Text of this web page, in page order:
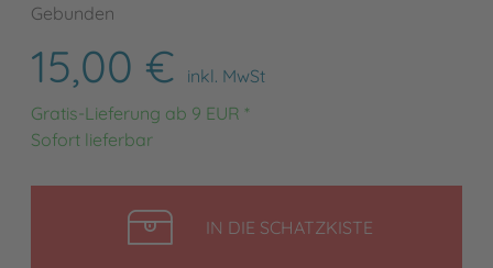
Gebunden
15,00 €
inkl. MwSt
Gratis-Lieferung ab 9 EUR *
Sofort lieferbar
IN DIE SCHATZKISTELEGEN